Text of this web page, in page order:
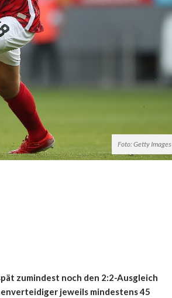
Foto: Getty Images
zumindest noch den 2:2-Ausgleich
jeweils mindestens 45